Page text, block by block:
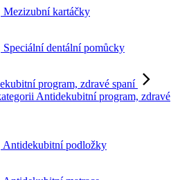
Antidekubitní program, zdravé